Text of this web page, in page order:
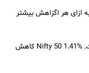
۱۲۵ هزار دلار به‌ ازای هر اگزاهش بیشتر
سهام هند در پایان معاملات کاهش یافت. Nifty 50 1.41% کاهش